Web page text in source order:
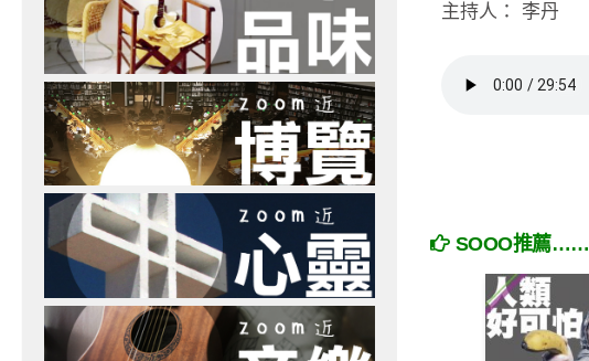
主持人： 李丹
SOOO推薦……